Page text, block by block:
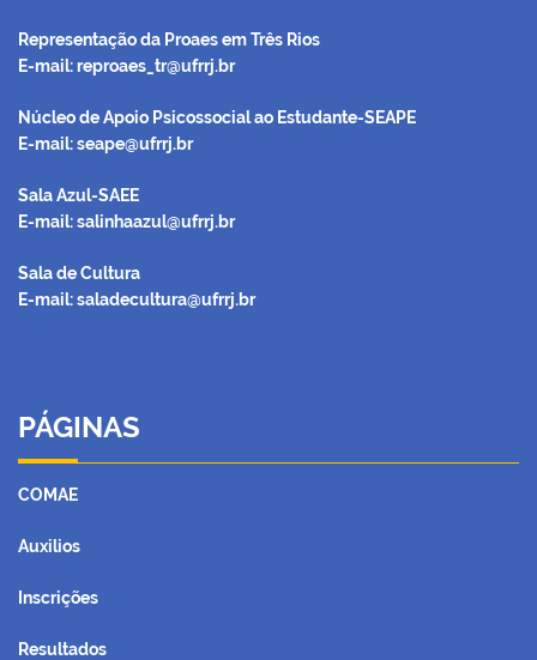
Representação da Proaes em Três Rios
E-mail:reproaes_tr@ufrrj.br
Núcleo de Apoio Psicossocial ao Estudante-SEAPE
E-mail: seape@ufrrj.br
Sala Azul-SAEE
E-mail: salinhaazul@ufrrj.br
Sala de Cultura
E-mail: saladecultura@ufrrj.br
PÁGINAS
COMAE
Auxilios
Inscrições
Resultados